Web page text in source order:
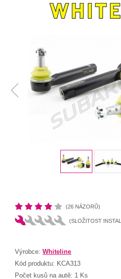
(26 NÁZORŮ)
(SLOŽITOST
Výrobce:Whiteline
Kód produktu: KCA313
Počet kusů na autě: 1 Ks